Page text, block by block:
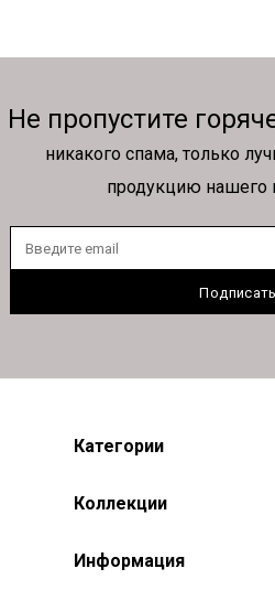
Не пропустите
никакого спама, только
продукцию нашего
Категории
Коллекции
Информация